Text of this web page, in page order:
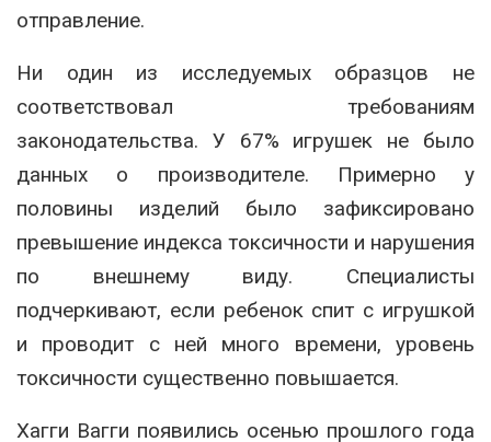
отправление.
Ни один из исследуемых образцов не
соответствовал требованиям
законодательства. У 67% игрушек не было
данных о производителе. Примерно у
половины изделий было зафиксировано
превышение индекса токсичности и нарушения
по внешнему виду. Специалисты
подчеркивают, если ребенок спит с игрушкой
и проводит с ней много времени, уровень
токсичности существенно повышается.
Хагги Вагги появились осенью прошлого года